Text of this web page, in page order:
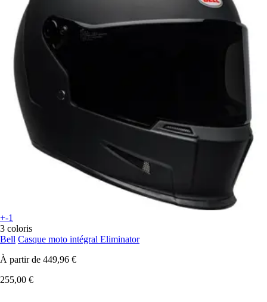
+-1
3 coloris
Bell Casque moto intégral Eliminator
À partir de 449,96 €
255,00 €